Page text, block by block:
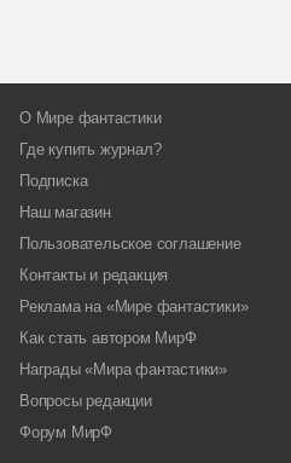
О Мире фантастики
Где купить журнал?
Подписка
Наш магазин
Пользовательское соглашение
Контакты и редакция
Реклама на «Мире фантастики»
Как стать автором МирФ
Награды «Мира фантастики»
Вопросы редакции
Форум МирФ